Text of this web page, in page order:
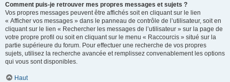
Comment puis-je retrouver mes propres messages et sujets ?
Vos propres messages peuvent être affichés soit en cliquant sur le lien
« Afficher vos messages » dans le panneau de contrôle de l’utilisateur, soit en
cliquant sur le lien « Rechercher les messages de l’utilisateur » sur la page de
votre propre profil ou soit en cliquant sur le menu « Raccourcis » situé sur la
partie supérieure du forum. Pour effectuer une recherche de vos propres
sujets, utilisez la recherche avancée et remplissez convenablement les options
qui vous sont disponibles.
Haut